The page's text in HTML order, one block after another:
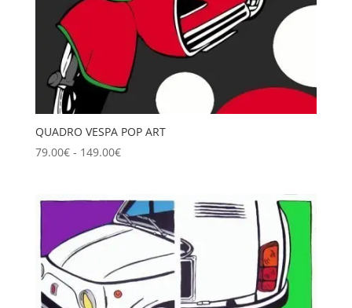
QUADRO VESPA POP ART
79.00€ - 149.00€Fascia
da
79.00€
149.00€